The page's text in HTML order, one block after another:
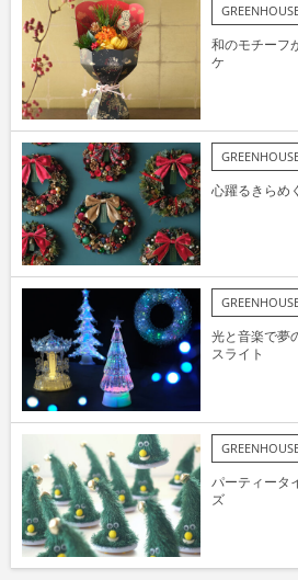
和のモチーフ
ケ
心躍るきらめ
光と音楽で夢
スライト
パーティータ
ズ